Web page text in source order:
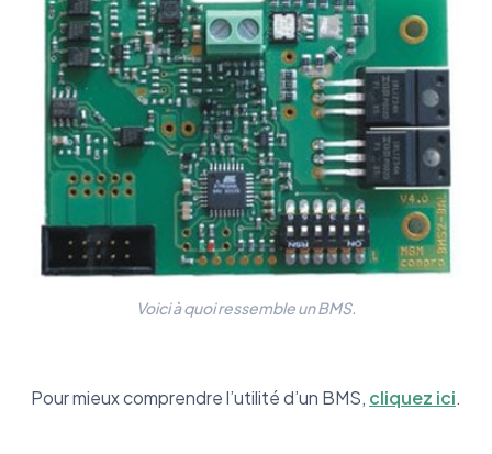
Voici à quoi ressemble un BMS.
Pour mieux comprendre l’utilité d’un BMS, cliquez ici.